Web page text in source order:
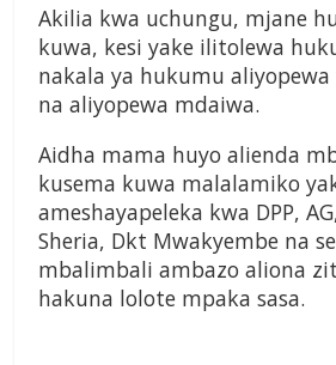
Akilia kwa uchungu, mjane
kuwa, kesi yake ilitolewa
nakala ya hukumu
na aliyopewa mdaiwa.
Aidha mama huyo alienda
kusema kuwa malalamiko
ameshayapeleka kwa DPP,
Sheria, Dkt Mwakyembe na
mbalimbali ambazo aliona
hakuna lolote mpaka sasa.